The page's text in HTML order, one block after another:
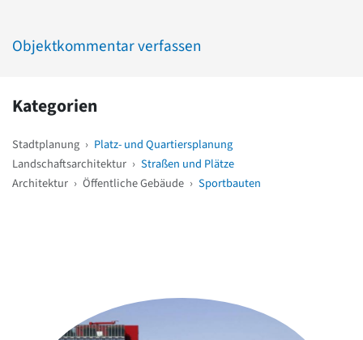
Objektkommentar verfassen
Kategorien
Stadtplanung › Platz- und Quartiersplanung
Landschaftsarchitektur › Straßen und Plätze
Architektur › Öffentliche Gebäude › Sportbauten